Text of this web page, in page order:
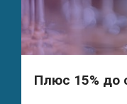
Плюс 15% до